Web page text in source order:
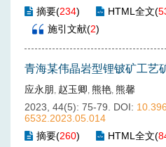
摘要(234) HTML全文(
施引文献(2)
青海某伟晶岩型锂铍矿工艺
应永朋, 赵玉卿, 熊艳, 熊馨
2023, 44(5): 75-79.
DOI:
6532.2023.05.014
摘要(260) HTML全文(